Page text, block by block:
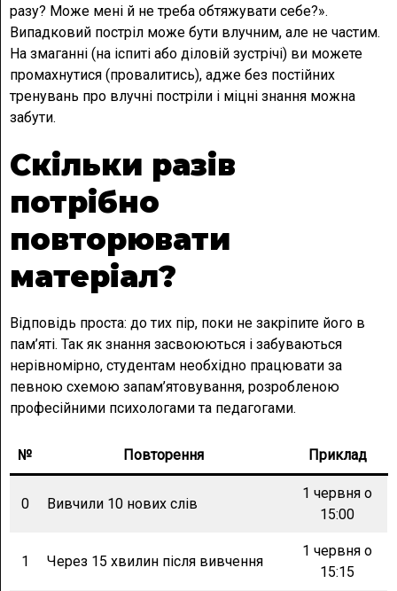
разу? Може мені й не треба обтяжувати себе?».
Випадковий постріл може бути влучним, але не частим.
На змаганні (на іспиті або діловій зустрічі) ви можете
промахнутися (провалитись), адже без постійних
тренувань про влучні постріли і міцні знання можна
забути.
Скільки разів
потрібно
повторювати
матеріал?
Відповідь проста: до тих пір, поки не закріпите його в
пам’яті. Так як знання засвоюються і забуваються
нерівномірно, студентам необхідно працювати за
певною схемою запам’ятовування, розробленою
професійними психологами та педагогами.
№ Повторення Приклад
0 Вивчили 10 нових слів
1 червня о
15:00
1 Через 15 хвилин після вивчення
1 червня о
15:15